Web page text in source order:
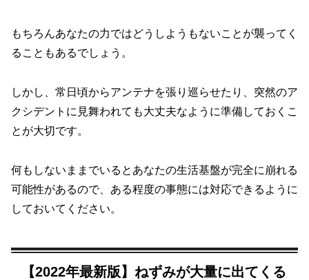
もちろんあなたの力ではどうしようもないことが襲ってく
ることもあるでしょう。
しかし、常日頃からアンテナを張り巡らせたり、突然のア
クシデントに見舞われても大丈夫なように準備しておくこ
とが大切です。
何もしないままでいるとあなたの生活基盤が完全に崩れる
可能性があるので、ある程度の事態には対応できるように
しておいてください。
【2022年最新版】ねずみが大量に出てくる